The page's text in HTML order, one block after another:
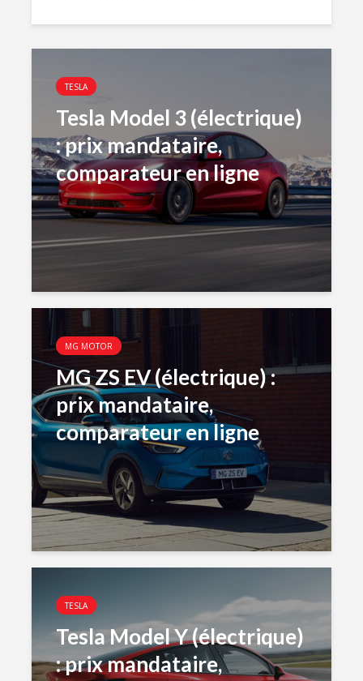
TESLA
Tesla Model 3 (électrique)
: prix mandataire,
comparateur en ligne
MG MOTOR
MG ZS EV (électrique) :
prix mandataire,
comparateur en ligne
TESLA
Tesla Model Y (électrique)
: prix mandataire,